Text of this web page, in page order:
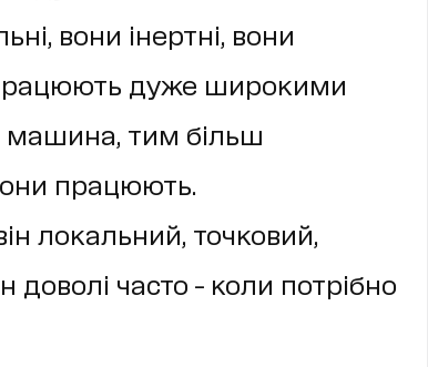
вони інертні, вони
дуже широкими
тим більш
працюють.
локальний, точковий,
доволі часто - коли потрібно